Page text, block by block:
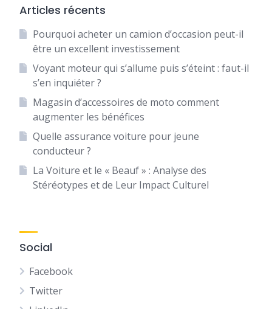
Articles récents
Pourquoi acheter un camion d’occasion peut-il
être un excellent investissement
Voyant moteur qui s’allume puis s’éteint : faut-il
s’en inquiéter ?
Magasin d’accessoires de moto comment
augmenter les bénéfices
Quelle assurance voiture pour jeune
conducteur ?
La Voiture et le « Beauf » : Analyse des
Stéréotypes et de Leur Impact Culturel
Social
Facebook
Twitter